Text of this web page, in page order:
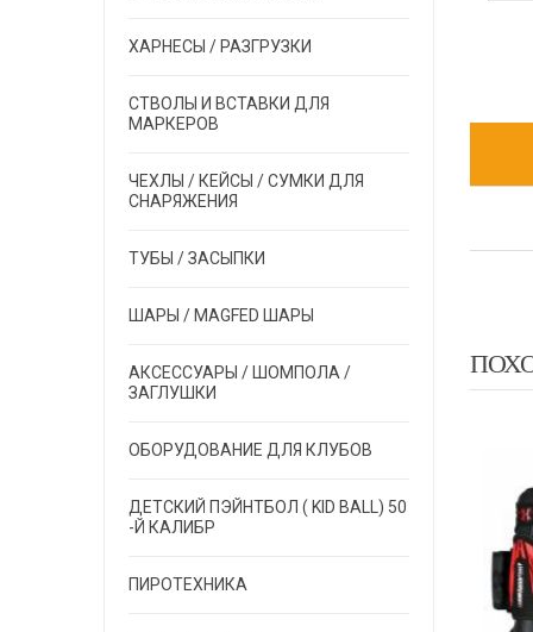
ХАРНЕСЫ / РАЗГРУЗКИ
СТВОЛЫ И ВСТАВКИ ДЛЯ
МАРКЕРОВ
ЧЕХЛЫ / КЕЙСЫ / СУМКИ ДЛЯ
СНАРЯЖЕНИЯ
ТУБЫ / ЗАСЫПКИ
ШАРЫ / MAGFED ШАРЫ
АКСЕССУАРЫ / ШОМПОЛА /
ЗАГЛУШКИ
ОБОРУДОВАНИЕ ДЛЯ КЛУБОВ
ДЕТСКИЙ ПЭЙНТБОЛ ( KID BALL) 50
-Й КАЛИБР
ПИРОТЕХНИКА